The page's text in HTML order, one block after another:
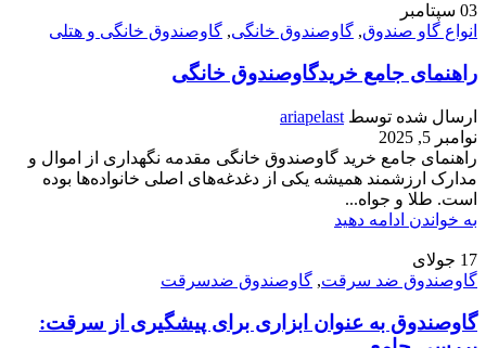
03 سپتامبر
انواع گاو صندوق, گاوصندوق خانگی, گاوصندوق خانگی و هتلی
راهنمای جامع خریدگاوصندوق خانگی
ارسال شده توسط ariapelast
نوامبر 5, 2025
راهنمای جامع خرید گاوصندوق خانگی مقدمه نگهداری از اموال و
مدارک ارزشمند همیشه یکی از دغدغه‌های اصلی خانواده‌ها بوده
است. طلا و جواه...
به خواندن ادامه دهید
17 جولای
گاوصندوق ضد سرقت, گاوصندوق ضدسرقت
گاوصندوق به عنوان ابزاری برای پیشگیری از سرقت: